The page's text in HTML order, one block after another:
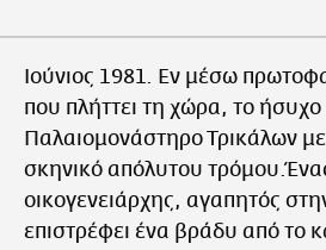
Ιούνιος 1981. Εν μέσω
που πλήττει τη χώρα, το ήσυχο
Παλαιομονάστηρο Τρικάλων
σκηνικό απόλυτου
οικογενειάρχης, αγαπητός
επιστρέφει ένα βράδυ από το